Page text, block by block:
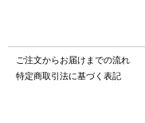
ご注文からお届けまでの流れ
特定商取引法に基づく表記